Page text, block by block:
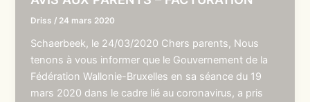
Driss / 24 mars 2020
Schaerbeek, le 24/03/2020 Chers parents, Nous
tenons à vous informer que le Gouvernement de la
Fédération Wallonie-Bruxelles en sa séance du 19
mars 2020 dans le cadre lié au coronavirus, a pris